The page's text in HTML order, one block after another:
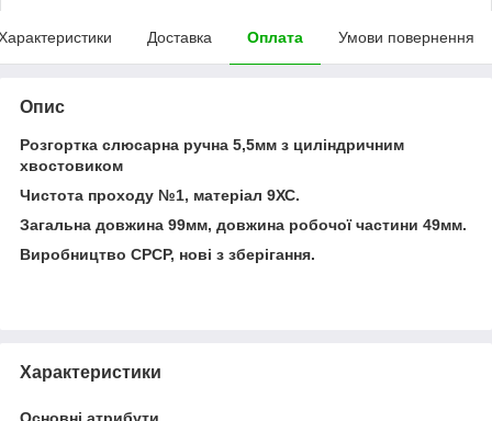
Доставка Оплата Умови повернення
Опис
Розгортка слюсарна ручна 5,5мм з циліндричним
хвостовиком
Чистота проходу №1, матеріал 9ХС.
Загальна довжина 99мм, довжина робочої частини 49мм.
Виробництво СРСР, нові з зберігання.
Характеристики
Основні атрибути